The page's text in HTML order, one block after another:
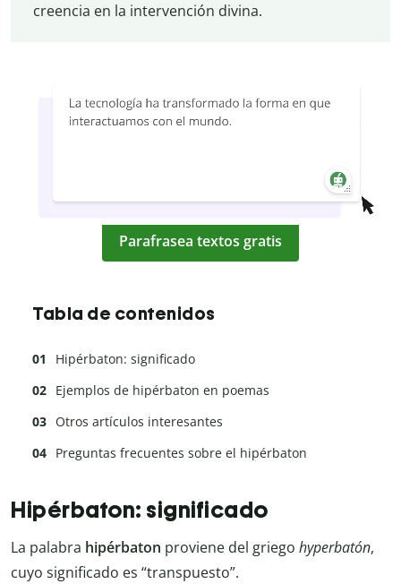
creencia en la intervención divina.
Parafrasea textos gratis
Tabla de contenidos
Hipérbaton: significado
Ejemplos de hipérbaton en poemas
Otros artículos interesantes
Preguntas frecuentes sobre el hipérbaton
Hipérbaton: significado
La palabra hipérbaton proviene del griego hyperbatón,
cuyo significado es “transpuesto”.